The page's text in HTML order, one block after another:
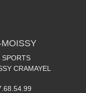
SPORTS
CRAMAYEL